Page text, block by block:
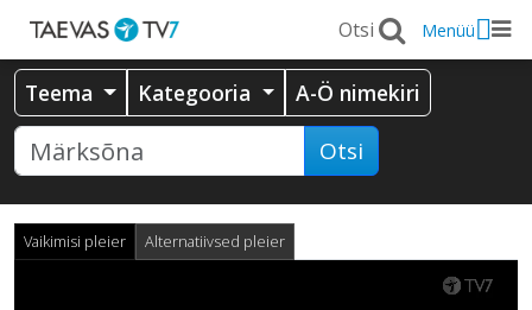
Menüü
Teema Kategooria A-Ö nimekiri
Otsi
Vaikimisi pleier Alternatiivsed pleier